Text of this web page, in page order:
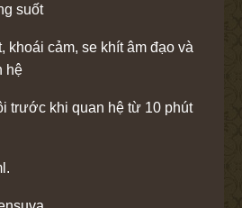
suốt
khoái cảm, se khít âm đạo và
hệ
trước khi quan hệ từ 10 phút